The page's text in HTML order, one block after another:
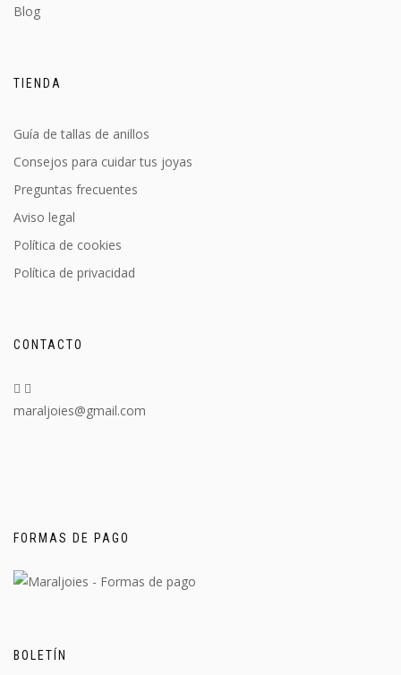
Blog
TIENDA
Guía de tallas de anillos
Consejos para cuidar tus joyas
Preguntas frecuentes
Aviso legal
Política de cookies
Política de privacidad
CONTACTO
maraljoies@gmail.com
FORMAS DE PAGO
BOLETÍN